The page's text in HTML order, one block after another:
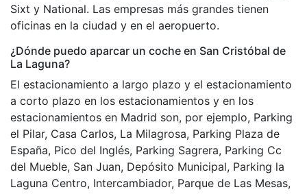
Sixt y National. Las empresas más grandes tienen
oficinas en la ciudad y en el aeropuerto.
¿Dónde puedo aparcar un coche en San Cristóbal de
La Laguna?
El estacionamiento a largo plazo y el estacionamiento
a corto plazo en los estacionamientos y en los
estacionamientos en Madrid son, por ejemplo, Parking
el Pilar, Casa Carlos, La Milagrosa, Parking Plaza de
España, Pico del Inglés, Parking Sagrera, Parking Cc
del Mueble, San Juan, Depósito Municipal, Parking la
Laguna Centro, Intercambiador, Parque de Las Mesas,